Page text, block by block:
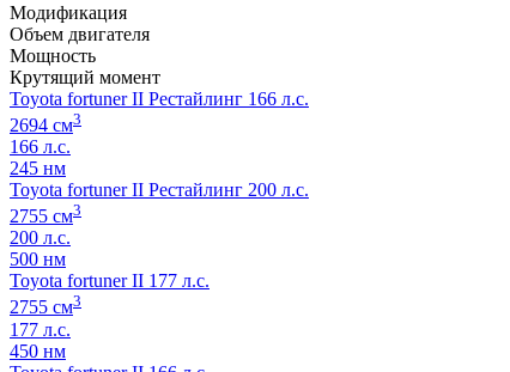
Модификация
Объем двигателя
Мощность
Крутящий момент
Toyota fortuner II Рестайлинг 166 л.с.
2694 см3
166 л.с.
245 нм
Toyota fortuner II Рестайлинг 200 л.с.
2755 см3
200 л.с.
500 нм
Toyota fortuner II 177 л.с.
2755 см3
177 л.с.
450 нм